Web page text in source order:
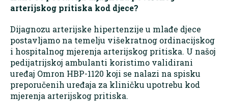
arterijskog pritiska kod djece?
Dijagnozu arterijske hipertenzije u mlađe djece
postavljamo na temelju višekratnog ordinacijskog
i hospitalnog mjerenja arterijskog pritiska. U našoj
pedijatrijskoj ambulanti koristimo validirani
uređaj Omron HBP-1120 koji se nalazi na spisku
preporučenih uređaja za kliničku upotrebu kod
mjerenja arterijskog pritiska.